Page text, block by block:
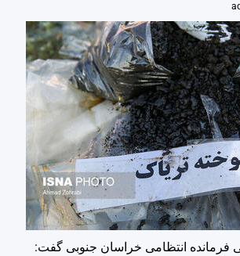
فرمانده انتظامی خراسان جنوبی گفت: